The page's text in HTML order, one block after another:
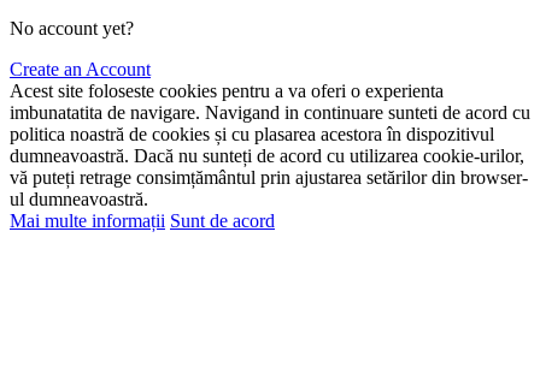
No account yet?
Create an Account
Acest site foloseste cookies pentru a va oferi o experienta
imbunatatita de navigare. Navigand in continuare sunteti de acord cu
politica noastră de cookies și cu plasarea acestora în dispozitivul
dumneavoastră. Dacă nu sunteți de acord cu utilizarea cookie-urilor,
vă puteți retrage consimțământul prin ajustarea setărilor din browser-
ul dumneavoastră.
Mai multe informații Sunt de acord